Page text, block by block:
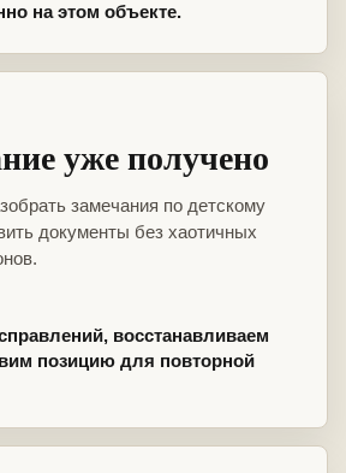
на этом объекте.
уже получено
замечания по детскому
документы без хаотичных
восстанавливаем
позицию для повторной